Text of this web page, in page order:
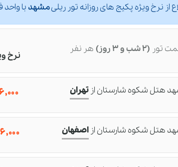
از نرخ ویژه پکیج های روزانه تور ریلیمشهد با
تور (2 شب و 3 روز) هر نفر
نرخ
هتل شکوه شارستان از تهران
هتل شکوه شارستان از اصفهان